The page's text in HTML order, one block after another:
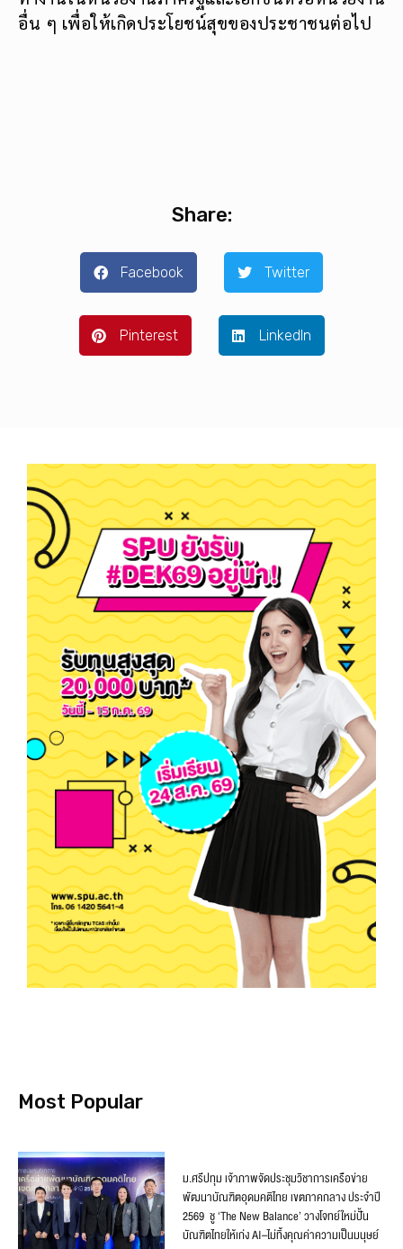
อื่น ๆ เพื่อให้เกิดประโยชน์สุขของประชาชนต่อไป
Share:
Facebook Twitter
Pinterest LinkedIn
Most Popular
ม.ศรีปทุม เจ้าภาพจัดประชุมวิชาการเครือข่าย
พัฒนาบัณฑิตอุดมคติไทย เขตภาคกลาง ประจำปี
2569 ชู ‘The New Balance’ วางโจทย์ใหม่ปั้น
บัณฑิตไทยให้เก่ง AI–ไม่ทิ้งคุณค่าความเป็นมนุษย์